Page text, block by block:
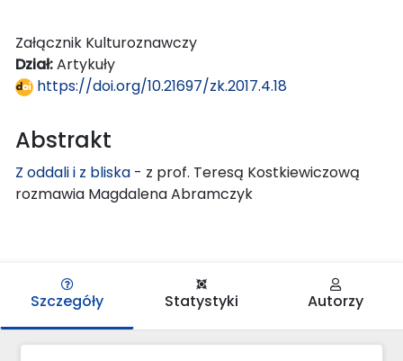
Załącznik Kulturoznawczy
Dział:Artykuły
https://doi.org/10.21697/zk.2017.4.18
Abstrakt
Z oddali i z bliska - z prof. Teresą Kostkiewiczową
rozmawia Magdalena Abramczyk
Szczegóły Statystyki Autorzy